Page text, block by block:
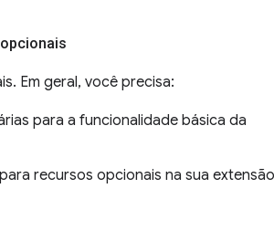
Em geral, você precisa:
para a funcionalidade básica da
recursos opcionais na sua